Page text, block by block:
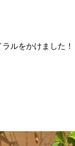
ルをかけました！